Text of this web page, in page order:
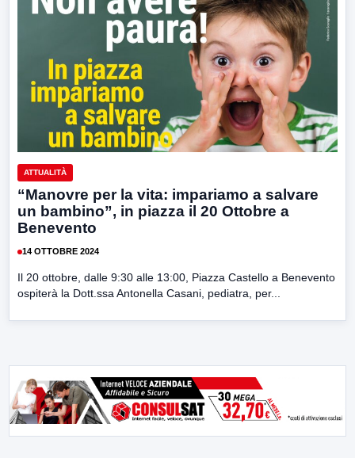
ATTUALITÀ
“Manovre per la vita: impariamo a salvare
un bambino”, in piazza il 20 Ottobre a
Benevento
14 OTTOBRE 2024
Il 20 ottobre, dalle 9:30 alle 13:00, Piazza Castello a Benevento
ospiterà la Dott.ssa Antonella Casani, pediatra, per...